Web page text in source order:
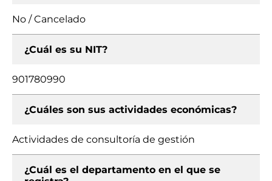
No / Cancelado
¿Cuál es su NIT?
901780990
¿Cuáles son sus actividades económicas?
Actividades de consultoría de gestión
¿Cuál es el departamento en el que se